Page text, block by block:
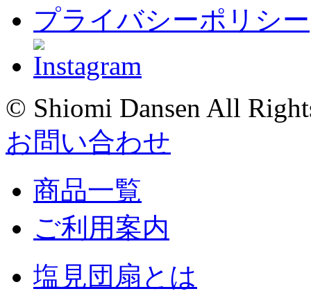
プライバシーポリシー
© Shiomi Dansen All
お問い合わせ
商品一覧
ご利用案内
塩見団扇とは